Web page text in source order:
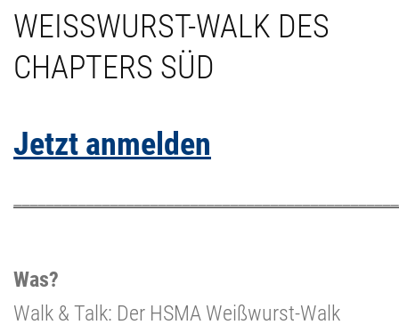
WEISSWURST-WALK DES
CHAPTERS SÜD
Jetzt anmelden
Was?
Walk & Talk: Der HSMA Weißwurst-Walk